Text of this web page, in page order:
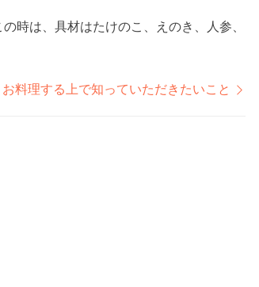
時は、具材はたけのこ、えのき、人参、
お料理する上で知っていただきたいこと